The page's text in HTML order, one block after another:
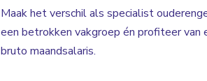
Maak het verschil als specialist
een betrokken vakgroep én profiteer
bruto maandsalaris.